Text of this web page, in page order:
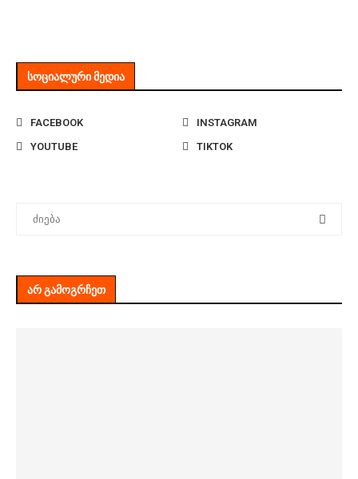
ᲡᲝᲪᲘᲐᲚᲣᲠᲘ ᲛᲔᲓᲘᲐ
FACEBOOK
INSTAGRAM
YOUTUBE
TIKTOK
ᲐᲠ ᲒᲐᲛᲝᲒᲠᲩᲔᲗ